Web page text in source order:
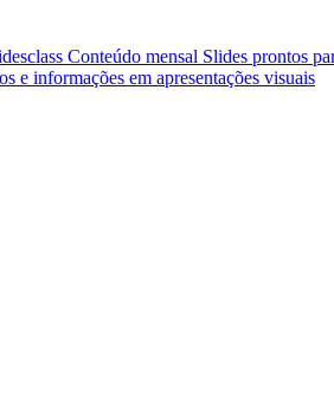
Conteúdo mensal Slides prontos
e informações em apresentações visuais